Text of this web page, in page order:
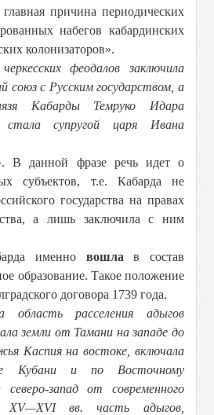
причина периодических
набегов кабардинских
колонизаторов».
феодалов заключила
союз с Русским государством, а
Кабарды Темруко Идара
супругой царя Ивана
В данной фразе речь идет о
субъектов, т.е. Кабарда не
государства на правах
а лишь заключила с ним
именно вошла в состав
образование. Такое положение
договора 1739 года.
расселения адыгов
земли от Тамани на западе до
Каспия на востоке, включала
Кубани и по Восточному
запад от современного
вв. часть адыгов,